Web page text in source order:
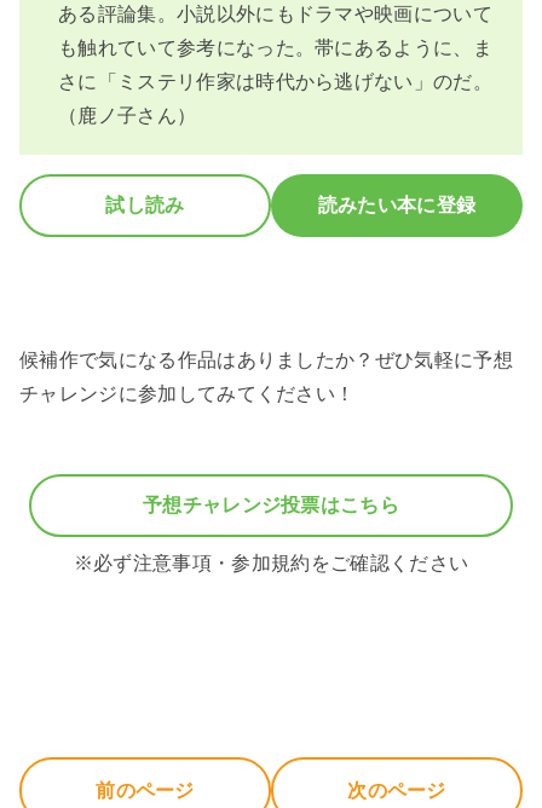
ある評論集。小説以外にもドラマや映画について
も触れていて参考になった。帯にあるように、ま
さに「ミステリ作家は時代から逃げない」のだ。
（鹿ノ子さん）
試し読み 読みたい本に登録
候補作で気になる作品はありましたか？ぜひ気軽に予想
チャレンジに参加してみてください！
予想チャレンジ投票はこちら
※必ず注意事項・参加規約をご確認ください
前のページ 次のページ